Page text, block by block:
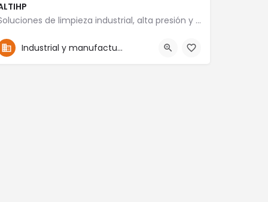
Soluciones de limpieza industrial, alta presión y mantenimiento especializado
52-5555757492
Industrial y manufactura